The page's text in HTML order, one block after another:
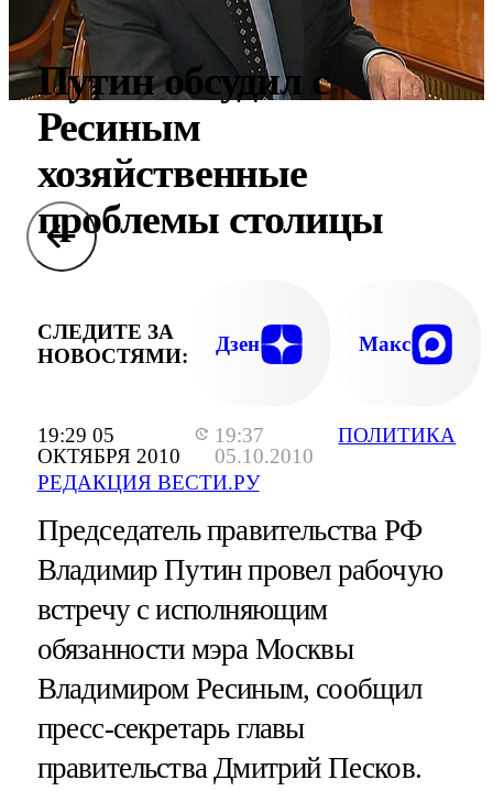
19:29 05
ОКТЯБРЯ 2010
19:37
05.10.2010
РЕДАКЦИЯ ВЕСТИ.РУ
ПОЛИТИКА
Путин обсудил с
Ресиным
хозяйственные
проблемы столицы
СЛЕДИТЕ ЗА
НОВОСТЯМИ:
Дзен Макс
Председатель правительства РФ
Владимир Путин провел рабочую
встречу с исполняющим
обязанности мэра Москвы
Владимиром Ресиным, сообщил
пресс-секретарь главы
правительства Дмитрий Песков.